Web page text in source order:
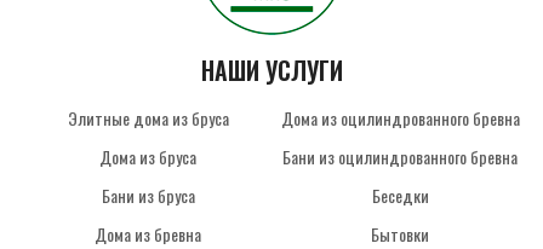
НАШИ УСЛУГИ
Элитные дома из бруса
Дома из бруса
Бани из бруса
Дома из бревна
Дома из оцилиндрованного бревна
Бани из оцилиндрованного бревна
Беседки
Бытовки